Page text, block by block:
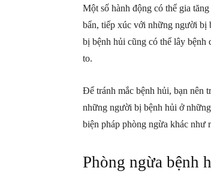
Một số hành động có thể gia
bẩn, tiếp xúc với những người bị
bị bệnh hủi cũng có thể lây bệnh
to.
Để tránh mắc bệnh hủi, bạn nên
những người bị bệnh hủi ở
biện pháp phòng ngừa khác như
Phòng ngừa bệnh